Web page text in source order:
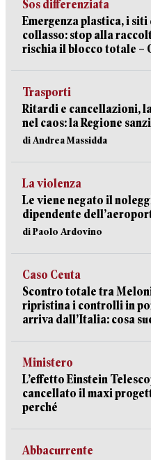
Sos differenziata
Emergenza plastica, i
collasso: stop alla
rischia il blocco totale –
Trasporti
Ritardi e cancellazioni,
nel caos: la Regione
di Andrea Massidda
La violenza
Le viene negato il
dipendente
di Paolo Ardovino
Caso Ceuta
Scontro totale tra Meloni
ripristina i controlli in
arriva dall’Italia: cosa
Ministero
L’effetto Einstein
cancellato il maxi
perché
Abbacurrente